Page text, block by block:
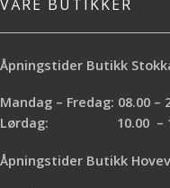
VÅRE BUTIKKER
Åpningstider Butikk
Mandag – Fredag: 08.00 –
Lørdag: 10.00 –
Åpningstider Butikk